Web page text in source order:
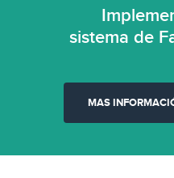
sistema de
MAS